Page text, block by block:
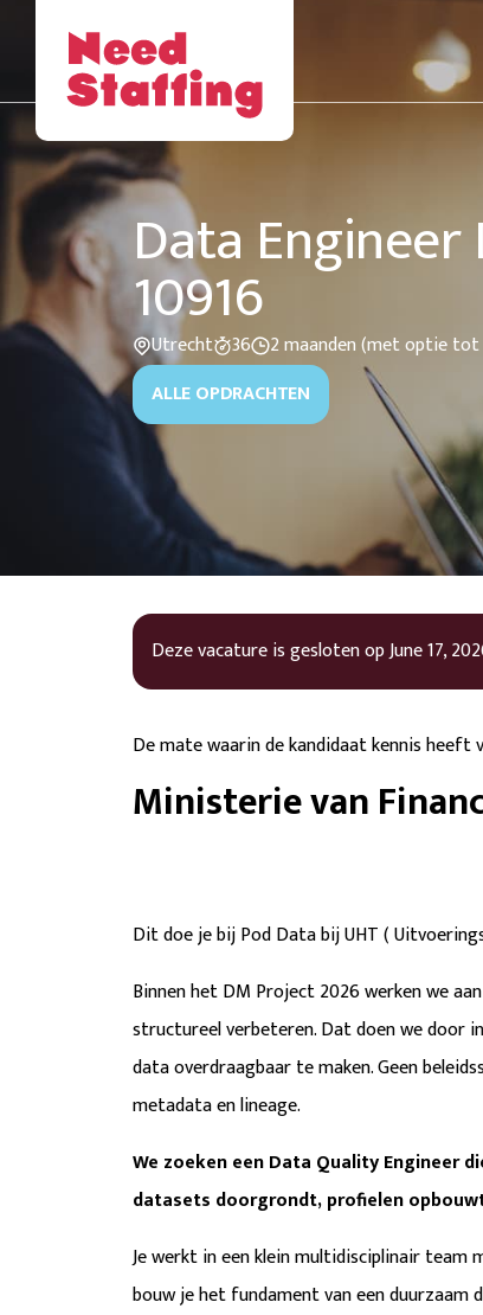
Data
10916
Utrecht 36 2 maanden (met optie
ALLE OPDRACHTEN
Deze vacature is gesloten opJune 17,
De mate waarin de kandidaat kennis heeft
Ministerie van
Dit doe je bij Pod Data bij UHT (
Binnen het DM Project 2026 werken we
structureel verbeteren. Dat doen we
data overdraagbaar te maken. Geen
metadata en lineage.
We zoeken een Data Quality Engineer
datasets doorgrondt, profielen
Je werkt in een klein multidisciplinair team
bouw je het fundament van een duurzaam